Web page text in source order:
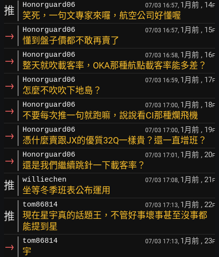
推 Honorguard06 07/03 16:57, 1月前 , 14F
笑死，一句文專家來囉，航空公司好懂喔
→ Honorguard06 07/03 16:57, 1月前 , 15F
懂到盤子價都不敢再賣了
→ Honorguard06 07/03 16:58, 1月前 , 16F
整天就吹載客率，OKA那種航點載客率能多差？
→ Honorguard06 07/03 16:59, 1月前 , 17F
怎麼不吹吹下地島？
→ Honorguard06 07/03 17:00, 1月前 , 18F
不要每次推一句就跑嘛，說說看CI那種爛飛機
→ Honorguard06 07/03 17:00, 1月前 , 19F
憑什麼賣跟JX的優質32Q一樣貴？還一直增班？
→ Honorguard06 07/03 17:01, 1月前 , 20F
還是我們繼續跳針一下載客率？
推 williechen 07/03 17:08, 1月前 , 21 F
坐等冬季班表公布運用
推
tom86814 07/03 17:13, 1月前 , 22F
現在星宇真的話題王，不管好事壞事甚至沒事都
能提到星
→ tom86814 07/03 17:13, 1月前 , 23F
宇